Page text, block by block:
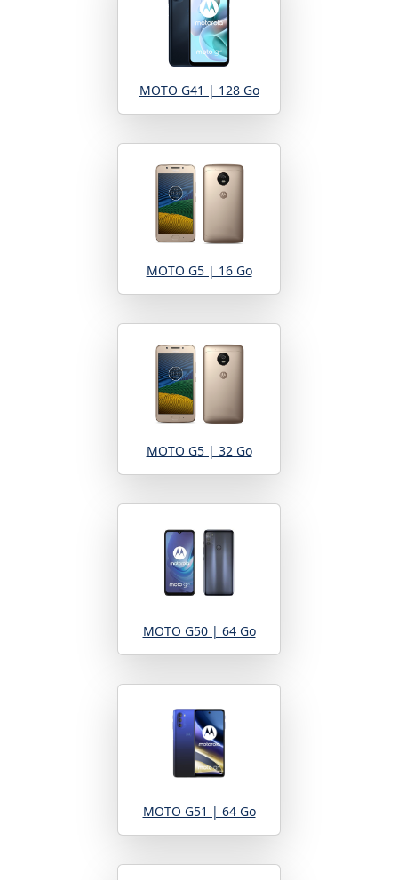
MOTO G41 | 128 Go
MOTO G5 | 16 Go
MOTO G5 | 32 Go
MOTO G50 | 64 Go
MOTO G51 | 64 Go